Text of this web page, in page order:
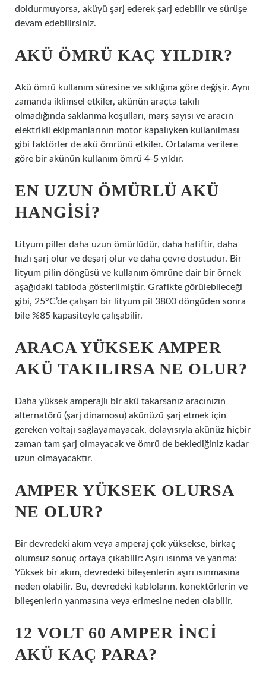
doldurmuyorsa, aküyü şarj ederek şarj edebilir ve sürüşe
devam edebilirsiniz.
AKÜ ÖMRÜ KAÇ YILDIR?
Akü ömrü kullanım süresine ve sıklığına göre değişir. Aynı
zamanda iklimsel etkiler, akünün araçta takılı
olmadığında saklanma koşulları, marş sayısı ve aracın
elektrikli ekipmanlarının motor kapalıyken kullanılması
gibi faktörler de akü ömrünü etkiler. Ortalama verilere
göre bir akünün kullanım ömrü 4-5 yıldır.
EN UZUN ÖMÜRLÜ AKÜ
HANGISI?
Lityum piller daha uzun ömürlüdür, daha hafiftir, daha
hızlı şarj olur ve deşarj olur ve daha çevre dostudur. Bir
lityum pilin döngüsü ve kullanım ömrüne dair bir örnek
aşağıdaki tabloda gösterilmiştir. Grafikte görülebileceği
gibi, 25°C’de çalışan bir lityum pil 3800 döngüden sonra
bile %85 kapasiteyle çalışabilir.
ARACA YÜKSEK AMPER
AKÜ TAKILIRSA NE OLUR?
Daha yüksek amperajlı bir akü takarsanız aracınızın
alternatörü (şarj dinamosu) akünüzü şarj etmek için
gereken voltajı sağlayamayacak, dolayısıyla akünüz hiçbir
zaman tam şarj olmayacak ve ömrü de beklediğiniz kadar
uzun olmayacaktır.
AMPER YÜKSEK OLURSA
NE OLUR?
Bir devredeki akım veya amperaj çok yüksekse, birkaç
olumsuz sonuç ortaya çıkabilir: Aşırı ısınma ve yanma:
Yüksek bir akım, devredeki bileşenlerin aşırı ısınmasına
neden olabilir. Bu, devredeki kabloların, konektörlerin ve
bileşenlerin yanmasına veya erimesine neden olabilir.
12 VOLT 60 AMPER INCI
AKÜ KAÇ PARA?